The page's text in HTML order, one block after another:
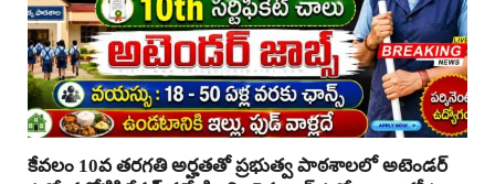
కేవలం 10వ తరగతి అర్హతతో ప్రభుత్వ పాఠశాలలో అటెండర్